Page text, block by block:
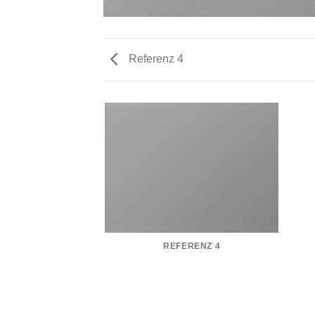
Referenz 4
REFERENZ 4